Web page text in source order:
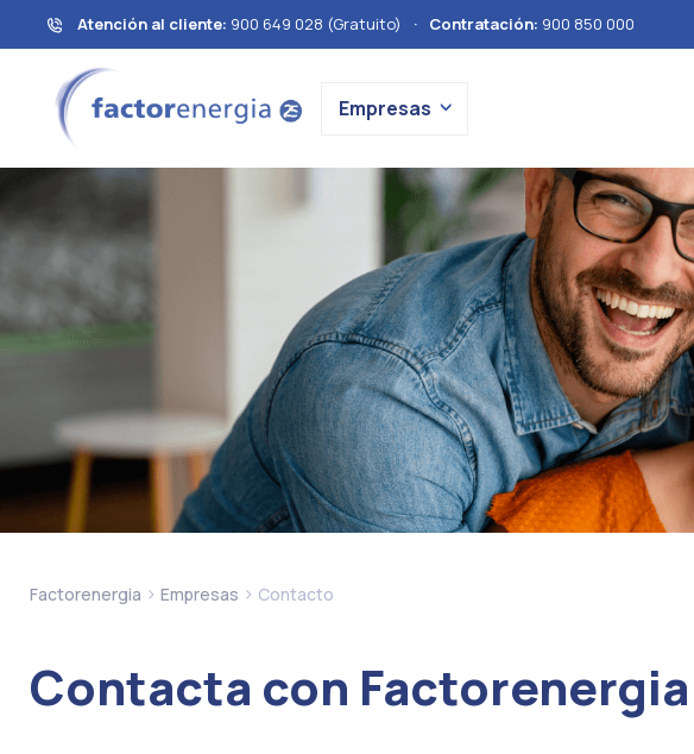
Atención al cliente: 900 649 028 (Gratuito) · Contratación: 900 850 000
Empresas
Factorenergia > Empresas > Contacto
Contacta con Factorenergia